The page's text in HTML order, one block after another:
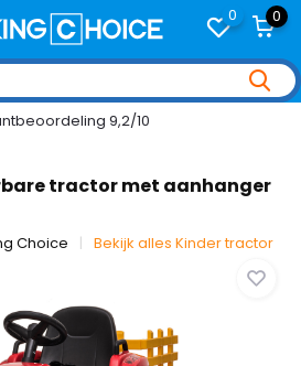
0 0
9,2/10
tractor met aanhanger
Choice Bekijk alles Kinder tractor